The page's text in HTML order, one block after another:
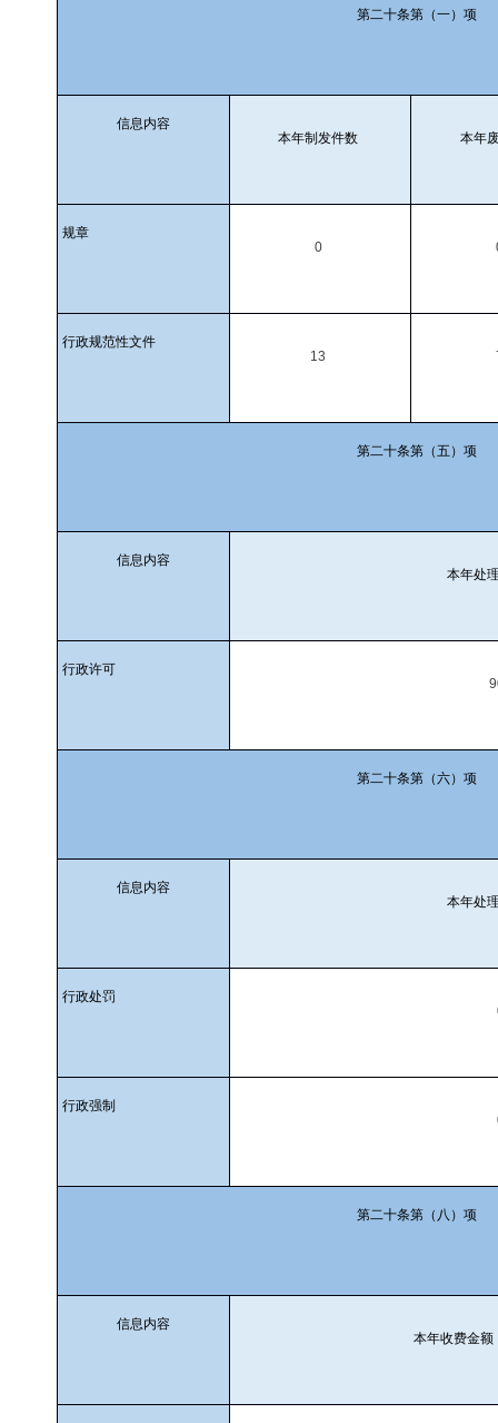
第二十条第（一）项
信息内容
本年制发件数
本年
规章
0
行政规范性文件
13
第二十条第（五）项
信息内容
本年处
行政许可
第二十条第（六）项
信息内容
本年处
行政处罚
行政强制
第二十条第（八）项
信息内容
本年收费金额